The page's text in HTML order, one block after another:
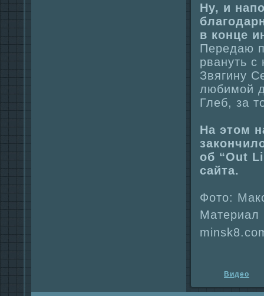
Ну, и
в конце
Передаю
рвануть
Звягину
любимой
Глеб, за
На этом
об “Out
сайта.
Фото:
Материал
Видео